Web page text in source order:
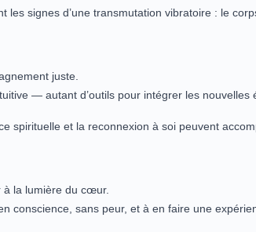
signes d’une transmutation vibratoire : le
juste.
— autant d’outils pour intégrer les nouvelles
spirituelle et la reconnexion à soi peuvent
à la lumière du cœur.
conscience, sans peur, et à en faire une